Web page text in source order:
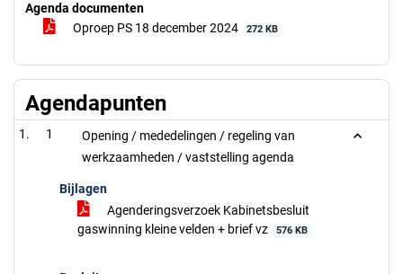
Agenda documenten
Oproep PS 18 december 2024
272 KB
Agendapunten
1
Opening / mededelingen / regeling van
werkzaamheden / vaststelling agenda
Bijlagen
Agenderingsverzoek Kabinetsbesluit
gaswinning kleine velden + brief vz
576 KB